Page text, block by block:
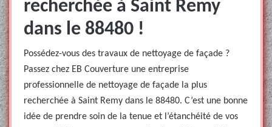
recherchée à Saint Remy
dans le 88480 !
Possédez-vous des travaux de nettoyage de façade ?
Passez chez EB Couverture une entreprise
professionnelle de nettoyage de façade la plus
recherchée à Saint Remy dans le 88480. C’est une bonne
idée de prendre soin de la tenue et l’étanchéité de vos